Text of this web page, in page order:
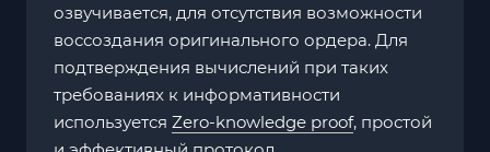
озвучивается, для отсутствия возможности
воссоздания оригинального ордера. Для
подтверждения вычислений при таких
требованиях к информативности
используется Zero-knowledge proof, простой